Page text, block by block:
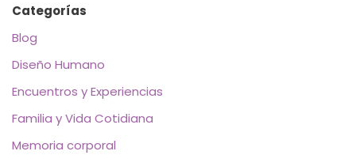
Categorías
Blog
Diseño Humano
Encuentros y Experiencias
Familia y Vida Cotidiana
Memoria corporal